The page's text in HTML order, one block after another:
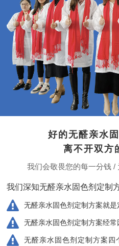
好的无醛亲水
离不开双方
我们会敬畏您的每一分钱 /
我们深知无醛亲水固色剂定制
无醛亲水固色剂定制方案就是
无醛亲水固色剂定制方案经常
无醛亲水固色剂定制方案四